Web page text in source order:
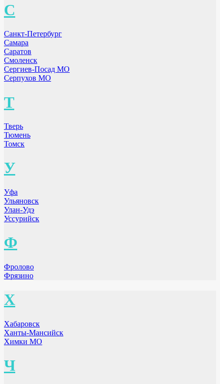
С
Санкт-Петербург
Самара
Саратов
Смоленск
Сергиев-Посад МО
Серпухов МО
Т
Тверь
Тюмень
Томск
У
Уфа
Ульяновск
Улан-Удэ
Уссурийск
Ф
Фролово
Фрязино
Х
Хабаровск
Ханты-Мансийск
Химки МО
Ч